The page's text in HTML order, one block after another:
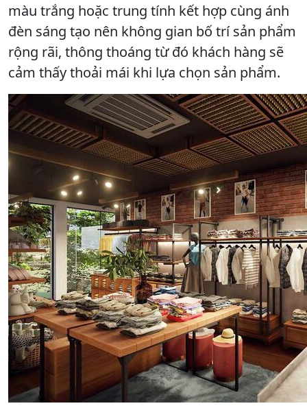
màu trắng hoặc trung tính kết hợp cùng ánh
đèn sáng tạo nên không gian bố trí sản phẩm
rộng rãi, thông thoáng từ đó khách hàng sẽ
cảm thấy thoải mái khi lựa chọn sản phẩm.